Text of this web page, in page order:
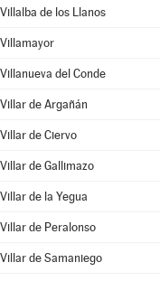
Villalba de los Llanos
Villamayor
Villanueva del Conde
Villar de Argañán
Villar de Ciervo
Villar de Gallimazo
Villar de la Yegua
Villar de Peralonso
Villar de Samaniego